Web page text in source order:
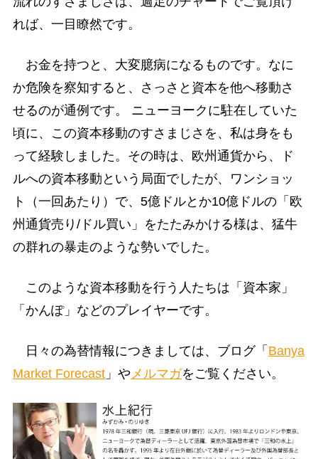
れば、一目瞭然です。
お金を持つと、大変臆病になるものです。なに
か危険を察知すると、さっさと資本を他へ移動さ
せるのが通例です。 ニューヨークに駐在していた
頃に、この資本移動のすさまじさを、私は身をも
って経験しました。その時は、欧州通貨から、ド
ルへの資本移動という局面でしたが、ワンショッ
ト（一回あたり）で、5億ドルとか10億ドルの「欧
州通貨売り/ドル買い」をたたみかける様は、猛牛
の群れの暴走のような勢いでした。
このような資本移動を行う人たちは「資本家」
「かんぽ」などのプレイヤーです。
日々の為替情報につきましては、ブログ「 Banya
Market Forecast」やメルマガをご覧ください。